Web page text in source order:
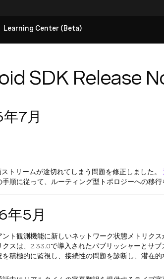
Learning Center (Beta)
SDK Release
7月
トリームが途切れてしまう問題を修正しました。
順に従って、ルーティング型トポロジーへの移行
5月
ト観測機能に新しいネットワーク状態メトリク
スは、2.33.0で導入されたパブリッシャーとサ
積極的に監視し、接続性の問題を診断し、潜在